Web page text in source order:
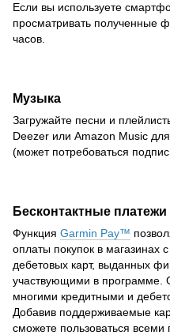
Если вы используете
просматривать полученные
часов.
Музыка
Загружайте песни и
Deezer или Amazon Music
(может потребоваться
Бесконтактные платежи
Функция Garmin Pay™
оплаты покупок в магазинах
дебетовых карт, выданных
участвующими в программе.
многими кредитными и
Добавив поддерживаемые
сможете пользоваться